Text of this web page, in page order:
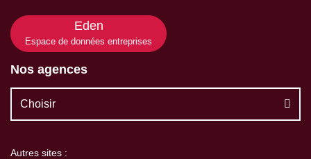
Eden
Espace de données entreprises
Nos agences
Choisir
Autres sites :